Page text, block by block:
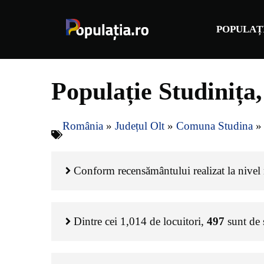
Populație
România » Județul Olt » Comuna Studina »
Conform recensământului realizat la
Dintre cei 1,014 de locuitori, 497 sunt de